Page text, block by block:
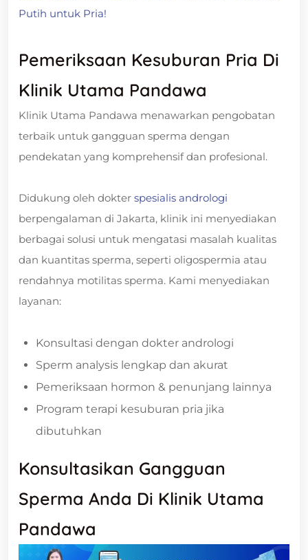
Putih untuk Pria!
Pemeriksaan Kesuburan Pria Di
Klinik Utama Pandawa
Klinik Utama Pandawa menawarkan pengobatan
terbaik untuk gangguan sperma dengan
pendekatan yang komprehensif dan profesional.
Didukung oleh dokter spesialis andrologi
berpengalaman di Jakarta, klinik ini menyediakan
berbagai solusi untuk mengatasi masalah kualitas
dan kuantitas sperma, seperti oligospermia atau
rendahnya motilitas sperma. Kami menyediakan
layanan:
Konsultasi dengan dokter andrologi
Sperm analysis lengkap dan akurat
Pemeriksaan hormon & penunjang lainnya
Program terapi kesuburan pria jika
dibutuhkan
Konsultasikan Gangguan
Sperma Anda Di Klinik Utama
Pandawa